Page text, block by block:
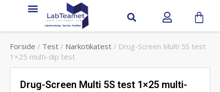
Forside / Test / Narkotikatest / Drug-Screen Multi 5S test
1×25 multi-dip test
Drug-Screen Multi 5S test 1×25 multi-